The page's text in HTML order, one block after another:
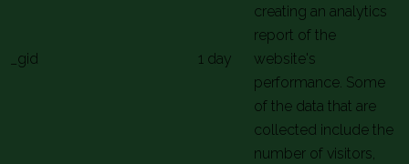
_gid 1 day
creating an analytics
report of the
website's
performance. Some
of the data that are
collected include the
number of visitors,